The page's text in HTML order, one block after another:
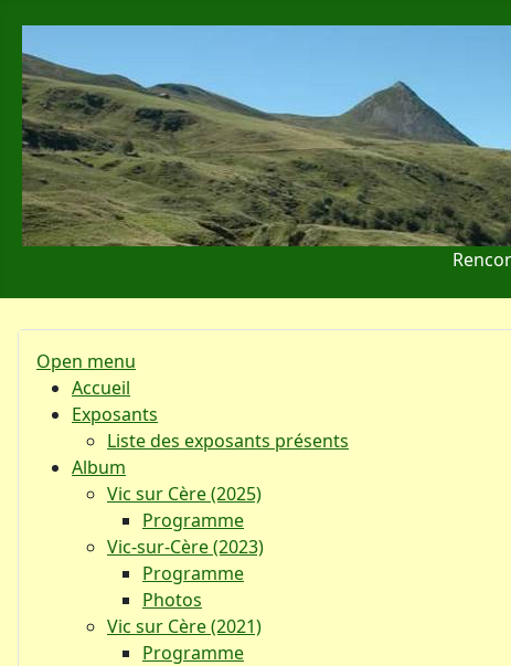
Open menu
Accueil
Exposants
Liste des exposants présents
Album
Vic sur Cère (2025)
Programme
Vic-sur-Cère (2023)
Programme
Photos
Vic sur Cère (2021)
Programme